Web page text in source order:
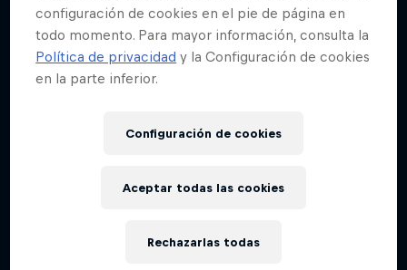
configuración de cookies en el pie de página en
todo momento. Para mayor información, consulta la
Política de privacidad y la Configuración de cookies
en la parte inferior.
Configuración de cookies
Rechazarlas todas
Aceptar todas las cookies